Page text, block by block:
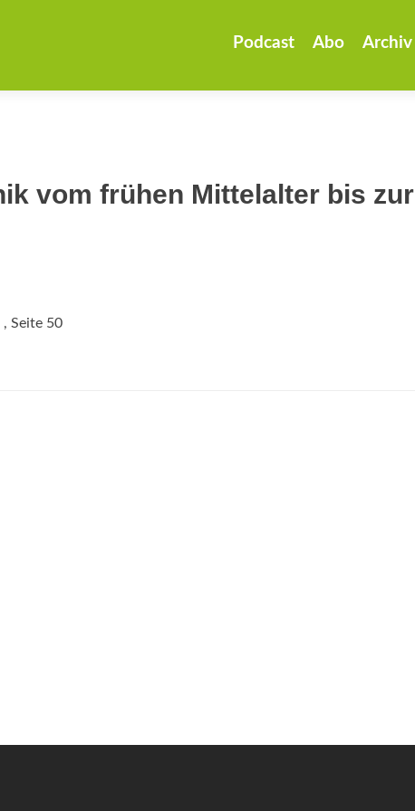
Podcast Abo Archiv
vom frühen Mittelalter bis zur
, Seite 50